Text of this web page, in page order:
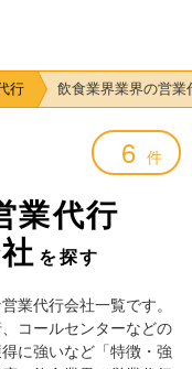
行 飲食業界業界の営業
6 件
業代行
を探す
業代行会社一覧です。
コールセンターなどの
に強いなど「特徴・強